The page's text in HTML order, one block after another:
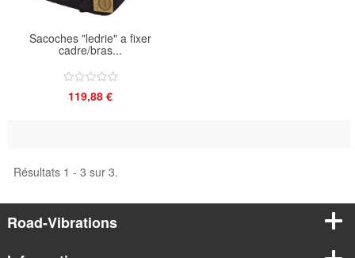
Sacoches "ledrie" a fixer
cadre/bras...
119,88 €
Résultats 1 - 3 sur 3.
Road-Vibrations